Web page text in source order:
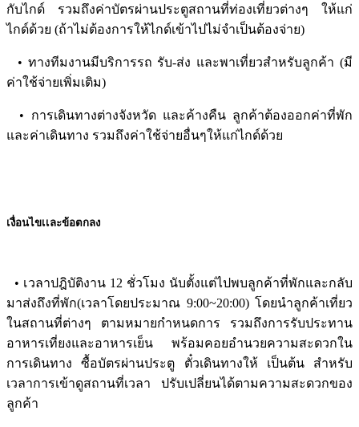
กับไกด์ รวมถึงค่าบัตรผ่านประตูสถานที่ท่องเที่ยวต่างๆ ให้แก่
ไกด์ด้วย (ถ้าไม่ต้องการให้ไกด์เข้าไปไม่จำเป็นต้องจ่าย)
• ทางทีมงานมีบริการรถ รับ-ส่ง และพาเที่ยวสำหรับลูกค้า (มี
ค่าใช้จ่ายเพิ่มเติม)
• การเดินทางต่างจังหวัด และค้างคืน ลูกค้าต้องออกค่าที่พัก
และค่าเดินทาง รวมถึงค่าใช้จ่ายอื่นๆให้แก่ไกด์ด้วย
เงื่อนไขเเละข้อตกลง
• เวลาปฎิบัติงาน 12 ชั่วโมง นับตั้งแต่ไปพบลูกค้าที่พักและกลับ
มาส่งถึงที่พัก(เวลาโดยประมาณ 9:00~20:00) โดยนำลูกค้าเที่ยว
ในสถานที่ต่างๆ ตามหมายกำหนดการ รวมถึงการรับประทาน
อาหารเที่ยงและอาหารเย็น พร้อมคอยอำนวยความสะดวกใน
การเดินทาง ซื้อบัตรผ่านประตู ตั๋วเดินทางให้ เป็นต้น สำหรับ
เวลาการเข้าดูสถานที่เวลา ปรับเปลี่ยนได้ตามความสะดวกของ
ลูกค้า